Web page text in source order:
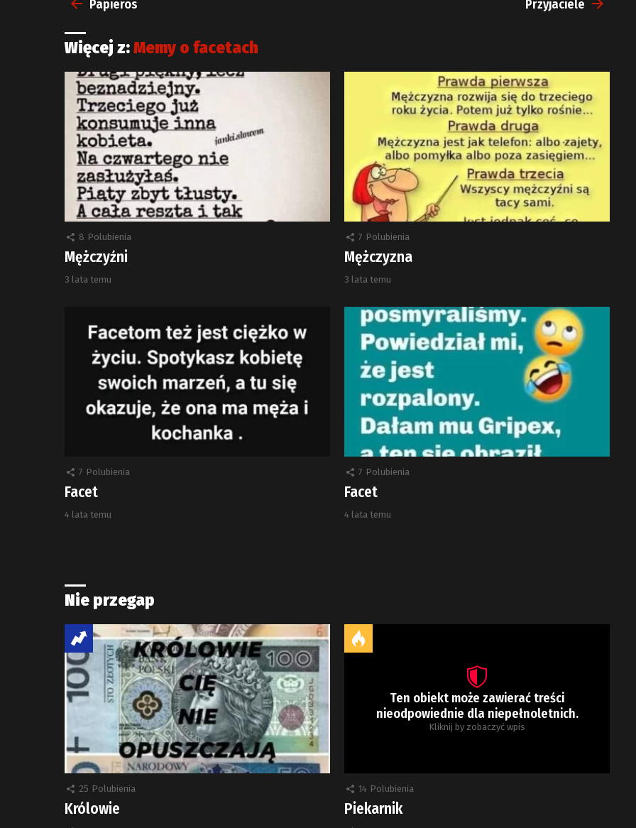
Papieros Przyjaciele
Więcej z:Memy o facetach
8 Polubienia
Mężczyźni
3 lata temu
7 Polubienia
Mężczyzna
3 lata temu
7 Polubienia
Facet
4 lata temu
7 Polubienia
Facet
4 lata temu
Nie przegap
25 Polubienia
Królowie
Ten obiekt może zawierać treści
nieodpowiednie dla niepełnoletnich.
Kliknij by zobaczyć wpis
14 Polubienia
Piekarnik